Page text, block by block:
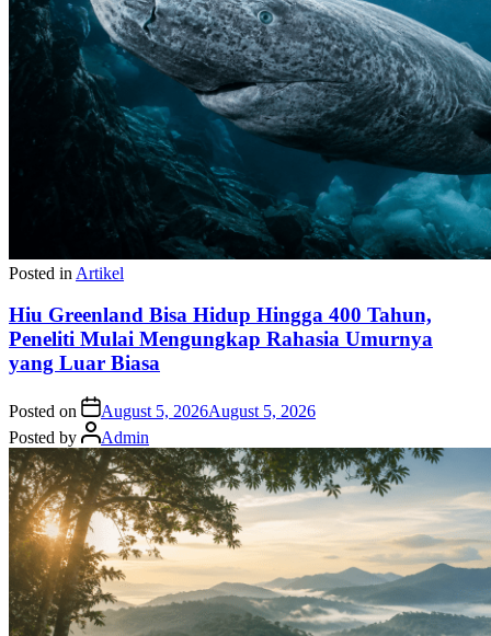
Posted in Artikel
Hiu Greenland Bisa Hidup Hingga 400 Tahun,
Peneliti Mulai Mengungkap Rahasia Umurnya
yang Luar Biasa
Posted on August 5, 2026August 5, 2026
Posted by
Admin